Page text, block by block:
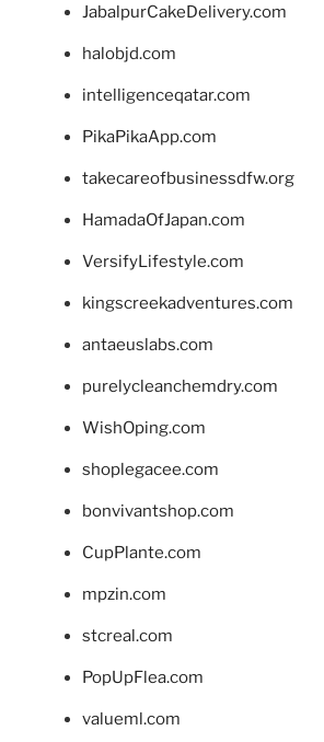
JabalpurCakeDelivery.com
halobjd.com
intelligenceqatar.com
PikaPikaApp.com
takecareofbusinessdfw.org
HamadaOfJapan.com
VersifyLifestyle.com
kingscreekadventures.com
antaeuslabs.com
purelycleanchemdry.com
WishOping.com
shoplegacee.com
bonvivantshop.com
CupPlante.com
mpzin.com
stcreal.com
PopUpFlea.com
valueml.com